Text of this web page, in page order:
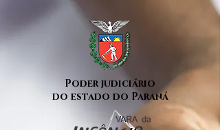
Poder judiciário
do estado do Paraná